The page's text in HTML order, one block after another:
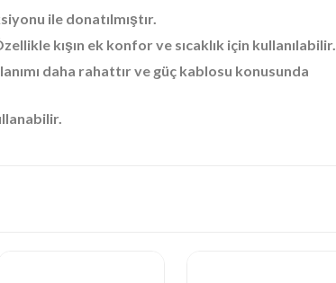
ile donatılmıştır.
kışın ek konfor ve sıcaklık için kullanılabilir.
daha rahattır ve güç kablosu konusunda